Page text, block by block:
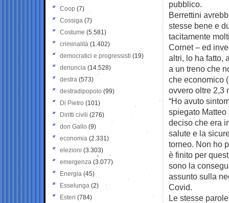
pubblico.
Berrettini
stesse bene e
tacitamente
Cornet – ed
altri, lo ha fatto,
a un treno che
che economico
ovvero oltre 2,3
“Ho avuto
spiegato
deciso che era
salute e la
torneo. Non ho
è finito per
sono la
assunto sulla
Covid.
Le stesse
Coop (7)
Cossiga (7)
Costume (5.581)
criminalità (1.402)
democratici e progressisti (19)
denuncia (14.528)
destra (573)
destradipopolo (99)
Di Pietro (101)
Diritti civili (276)
don Gallo (9)
economia (2.331)
elezioni (3.303)
emergenza (3.077)
Energia (45)
Esselunga (2)
Esteri (784)